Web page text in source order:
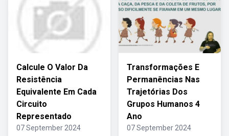
Calcule O Valor Da
Resistência
Equivalente Em Cada
Circuito
Representado
07 September 2024
Transformações E
Permanências Nas
Trajetórias Dos
Grupos Humanos 4
Ano
07 September 2024